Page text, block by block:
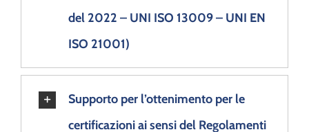
del 2022 – UNI ISO 13009 – UNI EN
ISO 21001)
Supporto per l’ottenimento per le
certificazioni ai sensi del Regolamenti